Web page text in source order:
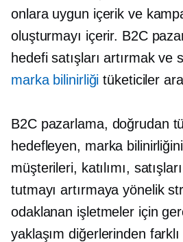
onlara uygun içerik ve
oluşturmayı içerir. B2C
hedefi satışları artırmak ve
marka bilinirliği tüketiciler
B2C pazarlama, doğrudan
hedefleyen, marka
müşterileri, katılımı,
tutmayı artırmaya yönelik
odaklanan işletmeler için
yaklaşım diğerlerinden farklı